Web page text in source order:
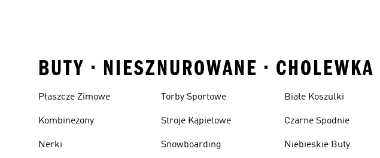
BUTY • NIESZNUROWANE •
Płaszcze Zimowe
Kombinezony
Nerki
Torby Sportowe
Stroje Kąpielowe
Snowboarding
Białe Koszulki
Czarne Spodnie
Niebieskie Buty